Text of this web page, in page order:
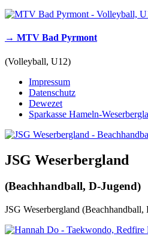
→ MTV Bad Pyrmont
(Volleyball, U12)
Impressum
Datenschutz
Dewezet
Sparkasse Hameln-
JSG Weserbergland
(Beachhandball, D-Jugend)
JSG Weserbergland (Beachhandball,